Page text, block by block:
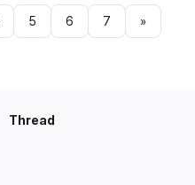
5 6 7 »
Thread